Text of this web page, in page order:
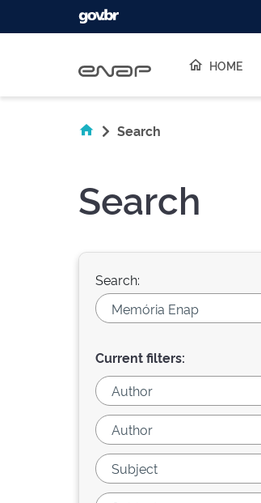
HOME
Search
Search
Search:
Current filters: